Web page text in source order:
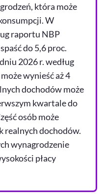
która może
W
raportu NBP
do 5,6 proc.
2026 r. według
wynieść aż 4
dochodów może
kwartale do
osób może
realnych dochodów.
wynagrodzenie
płacy